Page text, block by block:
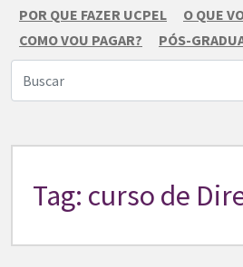
POR QUE FAZER UCPEL
O QUE
COMO VOU PAGAR?
PÓS-
Tag: curso de